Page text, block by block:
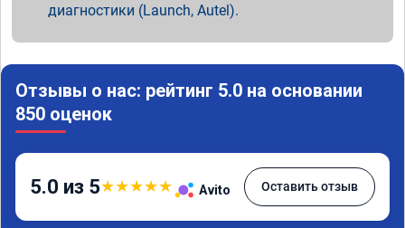
диагностики (Launch, Autel).
Отзывы о нас: рейтинг 5.0 на основании
850 оценок
5.0 из 5★★★★★ Avito Оставить отзыв